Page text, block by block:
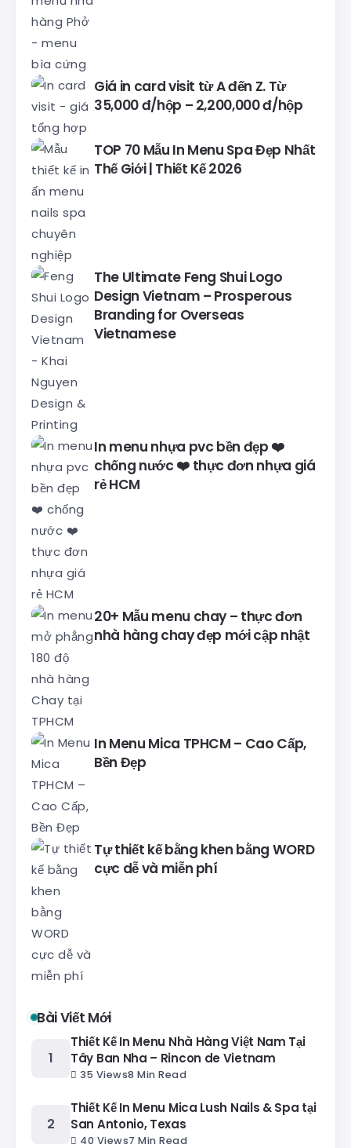
Giá in card visit từ A đến Z. Từ
35,000 đ/hộp – 2,200,000 đ/hộp
TOP 70 Mẫu In Menu Spa Đẹp Nhất
Thế Giới | Thiết Kế 2026
The Ultimate Feng Shui Logo
Design Vietnam – Prosperous
Branding for Overseas
Vietnamese
In menu nhựa pvc bền đẹp ❤️
chống nước ❤️ thực đơn nhựa giá
rẻ HCM
20+ Mẫu menu chay – thực đơn
nhà hàng chay đẹp mới cập nhật
In Menu Mica TPHCM – Cao Cấp,
Bền Đẹp
Tự thiết kế bằng khen bằng WORD
cực dễ và miễn phí
Bài Viết Mới
Thiết Kế In Menu Nhà Hàng Việt Nam Tại
Tây Ban Nha – Rincon de Vietnam
35 Views8 Min Read
Thiết Kế In Menu Mica Lush Nails & Spa tại
San Antonio, Texas
40 Views7 Min Read